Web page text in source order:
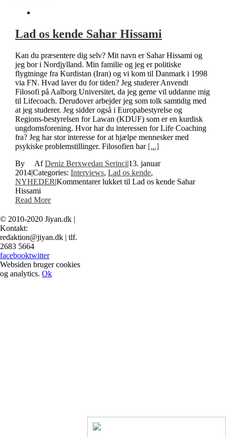
Lad os kende Sahar Hissami
Kan du præsentere dig selv? Mit navn er Sahar Hissami og
jeg bor i Nordjylland. Min familie og jeg er politiske
flygtninge fra Kurdistan (Iran) og vi kom til Danmark i 1998
via FN. Hvad laver du for tiden? Jeg studerer Anvendt
Filosofi på Aalborg Universitet, da jeg gerne vil uddanne mig
til Lifecoach. Derudover arbejder jeg som tolk samtidig med
at jeg studerer. Jeg sidder også i Europabestyrelse og
Regions-bestyrelsen for Lawan (KDUF) som er en kurdisk
ungdomsforening. Hvor har du interessen for Life Coaching
fra? Jeg har stor interesse for at hjælpe mennesker med
psykiske problemstillinger. Filosofien har [...]
By
Deniz Berxwedan Serinci|13. januar
2014|Categories: Interviews, Lad os kende,
NYHEDER|Kommentarer lukket til Lad os kende Sahar
Hissami
Read More
© 2010-2020 Jiyan.dk |
Kontakt:
redaktion@jiyan.dk | tlf.
2683 5664
facebooktwitter
Websiden bruger cookies
og analytics. Ok